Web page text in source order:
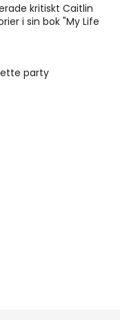
kritiskt Caitlin
i sin bok "My Life
party